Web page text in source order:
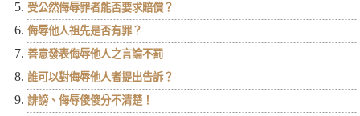
受公然侮辱罪者能否要求賠償？
侮辱他人祖先是否有罪？
善意發表侮辱他人之言論不罰
誰可以對侮辱他人者提出告訴？
誹謗、侮辱傻傻分不清楚！